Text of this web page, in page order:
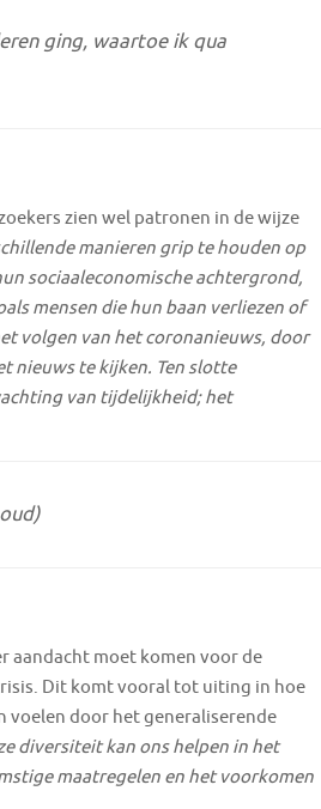
ging, waartoe ik qua
zien wel patronen in de wijze
manieren grip te houden op
sociaaleconomische achtergrond,
mensen die hun baan verliezen of
volgen van het coronanieuws, door
nieuws te kijken. Ten slotte
van tijdelijkheid; het
aandacht moet komen voor de
Dit komt vooral tot uiting in hoe
voelen door het generaliserende
diversiteit kan ons helpen in het
maatregelen en het voorkomen